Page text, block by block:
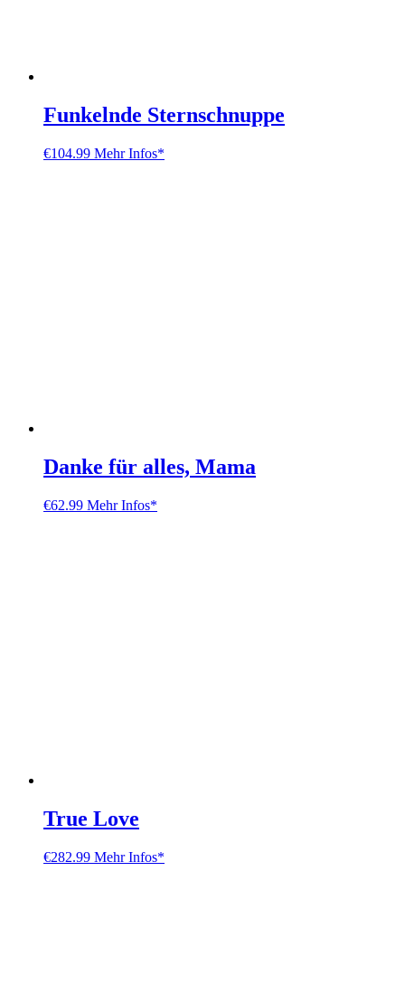
Funkelnde Sternschnuppe
€104.99 Mehr Infos*
Danke für alles, Mama
€62.99 Mehr Infos*
True Love
€282.99 Mehr Infos*